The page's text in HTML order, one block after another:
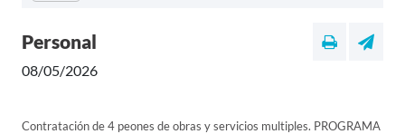
Personal
08/05/2026
Contratación de 4 peones de obras y servicios multiples. PROGRAMA